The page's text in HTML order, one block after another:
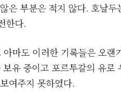
은 부분은 적지 않다. 호날두
한다.
마도 이러한 기록들은 오랜
유 중이고 포르투갈의 유로
여주지 못하였다.